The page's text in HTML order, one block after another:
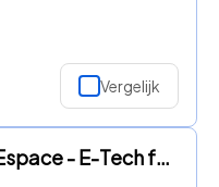
Vergelijk
Renault Espace - E-Tech full hybrid 200 iconic 7p. | Apple Carplay/Android Au